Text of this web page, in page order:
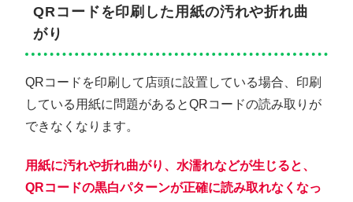
QRコードを印刷した用紙の汚れや折れ曲
がり
QRコードを印刷して店頭に設置している場合、印刷
している用紙に問題があるとQRコードの読み取りが
できなくなります。
用紙に汚れや折れ曲がり、水濡れなどが生じると、
QRコードの黒白パターンが正確に読み取れなくなっ